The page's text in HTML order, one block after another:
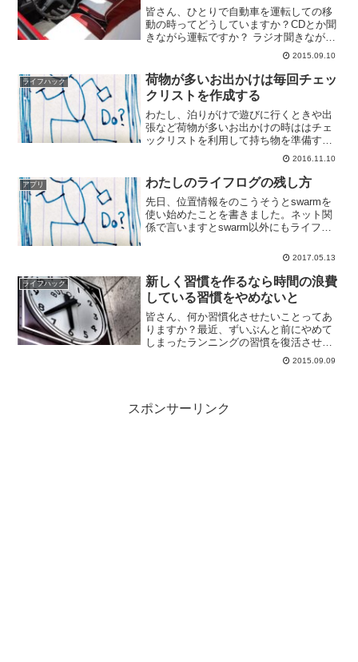
皆さん、ひとりで自動車を運転しての移
動の時ってどうしていますか？CDとか聞
きながら運転ですか？ ラジオ聞きながら
ですか？私は1時間ぐらいの移動をする事
が多くてその時はFMラジオを聞きながら
運転していることが多いのですが、せっ
かくまとまった時...
2015.09.10
ライフハック
荷物が多いお出かけは毎回チェッ
クリストを作成する
わたし、泊りがけで遊びに行くときや出
張など荷物が多いお出かけの時ははチェ
ックリストを利用して持ち物を準備する
ようにしております。チェックリストを
作って確認していかないと忘れちゃうん
ですよね。今回はこのあたりをまとめて
みます。財布を忘れたため...
2016.11.10
アプリ わたしのライフログの残し方
先日、位置情報をのこうそうとswarmを
使い始めたことを書きました。ネット関
係で言いますとswarm以外にもライフロ
たすくまで24時間トラッキングもしてお
日記券ライフロ...
2017.05.13
ライフハック
新しく習慣を作るなら時間の浪費
している習慣をやめないと
皆さん、何か習慣化させたいことってあ
りますか？最近、ずいぶんと前にやめて
しまったランニングの習慣を復活させた
いと考えているんですが、今の自分の1日
のスケジュールの中でなかなか実行する
2015.09.09
スポンサーリンク